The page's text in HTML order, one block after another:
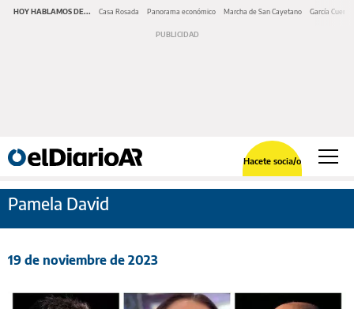
HOY HABLAMOS DE... Casa Rosada Panorama económico Marcha de San Cayetano García Cuerva
Hacete socia/o
Pamela David
19 de noviembre de 2023